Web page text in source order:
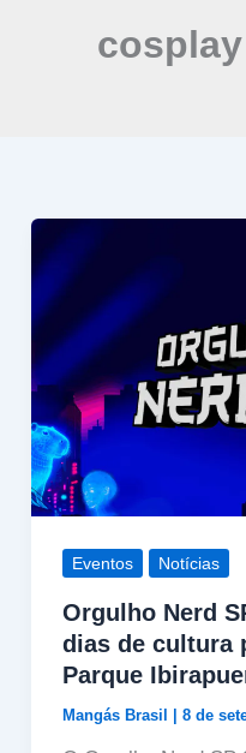
Eventos Notícias
Orgulho Nerd
dias de cultura
Parque
Mangás Brasil 8 de